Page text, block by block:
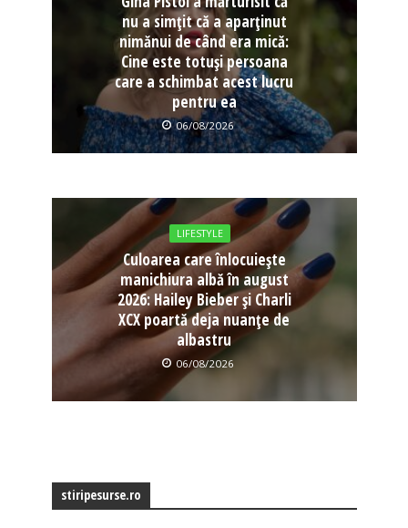
nu a simțit că a aparținut
nimănui de când era mică:
Cine este totuși persoana
care a schimbat acest lucru
pentru ea
06/08/2026
LIFESTYLE
Culoarea care înlocuiește
manichiura albă în august
2026: Hailey Bieber și Charli
XCX poartă deja nuanțe de
albastru
06/08/2026
stiripesurse.ro